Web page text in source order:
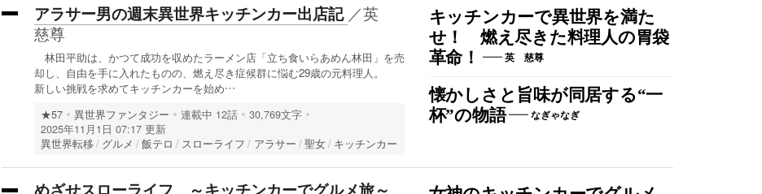
キッチンカーで異世界を満た
せ！ 燃え尽きた料理人の胃袋
革命！
英 慈尊
懐かしさと旨味が同居する“一
杯”の物語
なぎゃなぎ
アラサー男の週末異世界キッチンカー出店記 ／英
慈尊
林田平助は、かつて成功を収めたラーメン店「立ち食いらあめん林田」を売
却し、自由を手に入れたものの、燃え尽き症候群に悩む29歳の元料理人。
新しい挑戦を求めてキッチンカーを始め…
★57 異世界ファンタジー 連載中 12話
30,769文字
2025年11月1日 07:17 更新
異世界転移
グルメ 飯テロ スローライフ アラサー 聖女 キッチンカー
めざせスローライフ ～キッチンカーでグルメ旅～